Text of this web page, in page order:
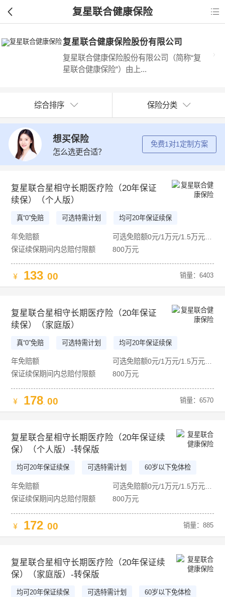
复星联合健康保险 
复星联合健康保险股份有限公司
复星联合健康保险股份有限公司（简称“复
星联合健康保险”）由上...
综合排序 保险分类
想买保险
怎么选更合适？
免费1对1定制方案
复星联合星相守长期医疗险（20年保证
续保）（个人版）
真“0”免赔 可选特需计划
均可20年保证续保
60岁以下免体检
年免赔额
保证续保期间内总赔付限额
800万元
133. 00 销量：6403
复星联合星相守长期医疗险（20年保证
续保）（家庭版）
真“0”免赔 可选特需计划
均可20年保证续保
60岁以下免体检
年免赔额
可选免赔额0元/1万元/1.5万元/2万元
保证续保期间内总赔付限额
800万元
178. 00 销量：6570
复星联合星相守长期医疗险（20年保证续
保）（个人版）-转保版
均可20年保证续保 可选特需计划
60岁以下免体检
真“0”免赔
年免赔额
保证续保期间内总赔付限额
800万元
172. 00 销量：885
复星联合星相守长期医疗险（20年保证续
保）（家庭版）-转保版
均可20年保证续保 可选特需计划
60岁以下免体检